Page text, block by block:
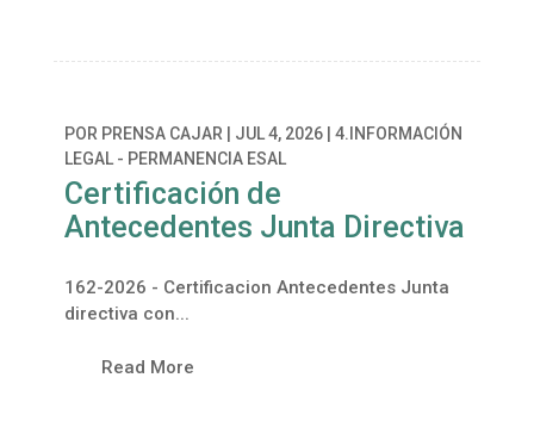
POR PRENSA CAJAR JUL 4, 2026| 4.INFORMACIÓN
LEGAL - PERMANENCIA ESAL
Certificación de
Antecedentes Junta Directiva
162-2026 - Certificacion Antecedentes Junta
directiva con...
Read More